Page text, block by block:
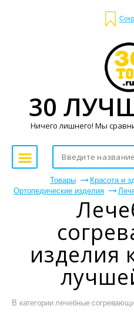
Товары Красота и
Ортопедические изделия
изделия
В категории лечебные
30
Ничего лишнего! Мы